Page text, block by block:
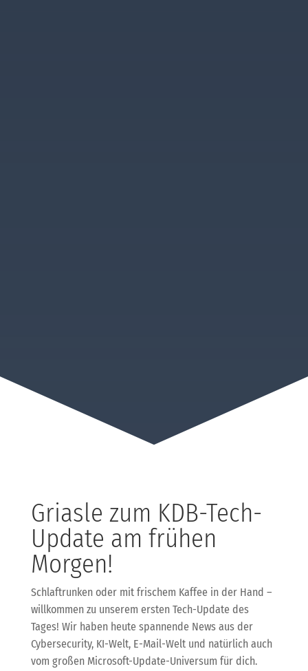
Griasle zum KDB-Tech-
Update am frühen
Morgen!
Schlaftrunken oder mit frischem Kaffee in der Hand –
willkommen zu unserem ersten Tech-Update des
Tages! Wir haben heute spannende News aus der
Cybersecurity, KI-Welt, E-Mail-Welt und natürlich auch
vom großen Microsoft-Update-Universum für dich.